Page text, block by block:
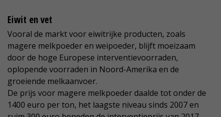
Eiwit en vet
Vooral de markt voor eiwitrijke producten, zoals
magere melkpoeder en weipoeder, blijft moeizaam
door de hoge Europese interventievoorraden,
oplopende voorraden in Noord-Amerika en de
groeiende melkaanvoer.
De prijs voor magere melkpoeder daalde tot onder de
1400 euro per ton, het laagste niveau sinds 2007 en